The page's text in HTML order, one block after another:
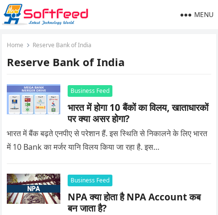
MENU
Home Reserve Bank of India
Reserve Bank of India
Business Feed
भारत में होगा 10 बैंकों का विलय, खाताधारकों
पर क्या असर होगा?
भारत में बैंक बढ़ते एनपीए से परेशान हैं. इस स्थिति से निकालने के लिए भारत
में 10 Bank का मर्जर यानि विलय किया जा रहा है. इस…
Business Feed
NPA क्या होता है NPA Account कब
बन जाता है?